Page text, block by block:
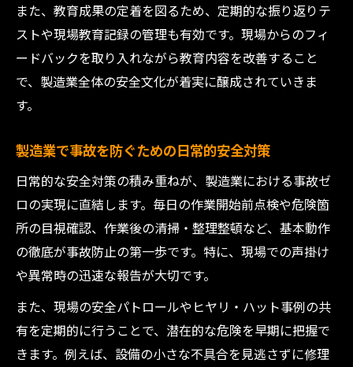
また、教育成果の定着を図るため、定期的な振り返りテ
ストや現場教育記録の管理も有効です。現場からのフィ
ードバックを取り入れながら教育内容を改善すること
で、製造業全体の安全文化が着実に醸成されていきま
す。
製造業で事故を防ぐための日常的安全対策
日常的な安全対策の積み重ねが、製造業における事故ゼ
ロの実現に直結します。毎日の作業開始前点検や危険箇
所の目視確認、作業後の清掃・整理整頓など、基本動作
の徹底が事故防止の第一歩です。特に、現場での声掛け
や異常時の迅速な報告が大切です。
また、現場の安全パトロールやヒヤリ・ハット事例の共
有を定期的に行うことで、潜在的な危険を早期に把握で
きます。例えば、設備の小さな不具合を見逃さずに修理